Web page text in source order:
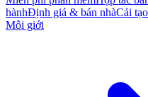
hànhĐịnh giá & bán nhàCải
Môi giới